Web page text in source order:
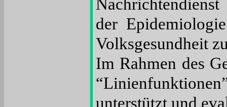
der
Volksgesundheit
Im Rahmen des
unterstützt und